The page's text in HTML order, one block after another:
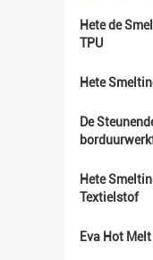
Hete de
TPU
Hete
De
Hete
Textielstof
Eva Hot